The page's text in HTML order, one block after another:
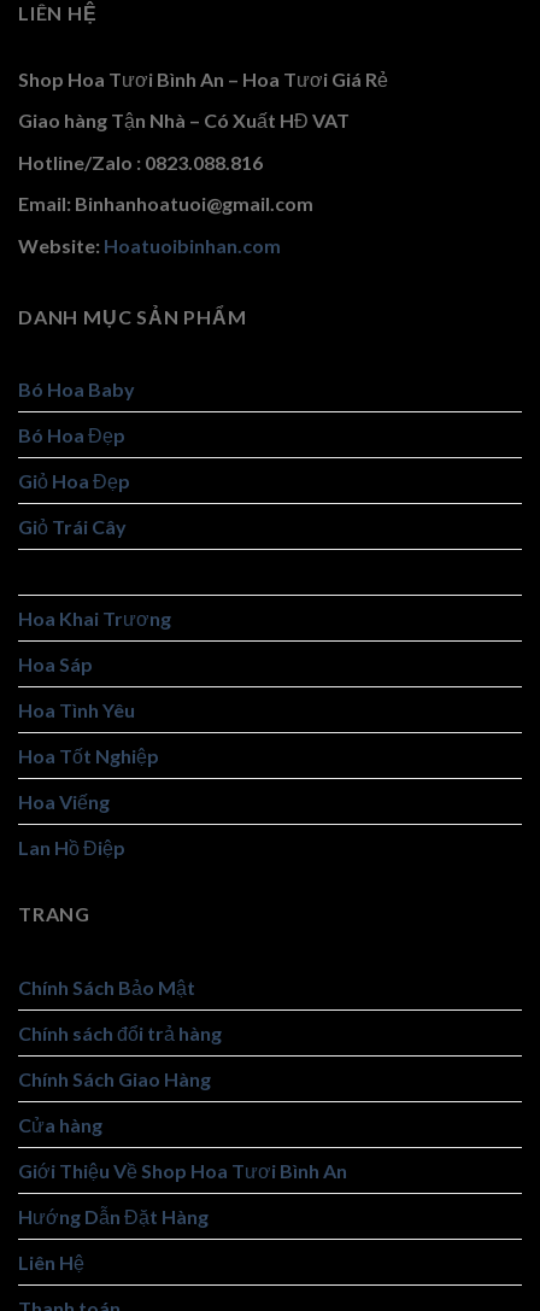
LIÊN HỆ
Shop Hoa Tươi Bình An – Hoa Tươi Giá Rẻ
Giao hàng Tận Nhà – Có Xuất HĐ VAT
Hotline/Zalo : 0823.088.816
Email: Binhanhoatuoi@gmail.com
Website: Hoatuoibinhan.com
DANH MỤC SẢN PHẨM
Bó Hoa Baby
Bó Hoa Đẹp
Giỏ Hoa Đẹp
Giỏ Trái Cây
Hoa Khai Trương
Hoa Sáp
Hoa Tình Yêu
Hoa Tốt Nghiệp
Hoa Viếng
Lan Hồ Điệp
TRANG
Chính Sách Bảo Mật
Chính sách đổi trả hàng
Chính Sách Giao Hàng
Cửa hàng
Giới Thiệu Về Shop Hoa Tươi Bình An
Hướng Dẫn Đặt Hàng
Liên Hệ